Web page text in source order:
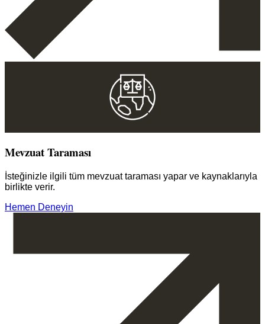
Mevzuat Taraması
İsteğinizle ilgili tüm mevzuat taraması yapar ve kaynaklarıyla
birlikte verir.
Hemen Deneyin